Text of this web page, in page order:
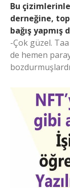
Bu
derneğine,
bağış yapmış
-Çok güzel.
de hemen